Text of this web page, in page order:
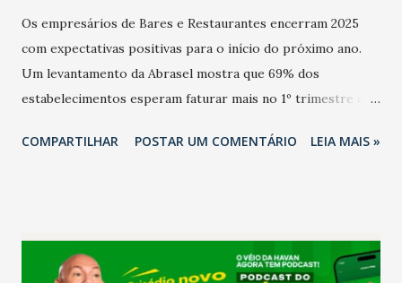
Os empresários de Bares e Restaurantes encerram 2025
com expectativas positivas para o início do próximo ano.
Um levantamento da Abrasel mostra que 69% dos
estabelecimentos esperam faturar mais no 1º trimestre de
relação ao último trimestre deste ano, 56% também
confraternizações de fim de ano e pelo pagamento do 13º
Salário para um número maior de trabalhadores, já que o
COMPARTILHAR POSTAR UM COMENTÁRIO LEIA MAIS »